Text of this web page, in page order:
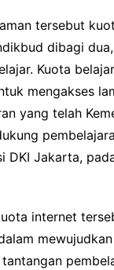
tersebut
dibagi
Kuota
mengakses
yang telah
DKI Jakarta,
internet